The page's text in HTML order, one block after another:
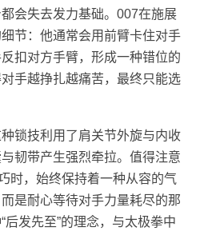
会失去发力基础。007在施展
节：他通常会用前臂卡住对手
扣对方手臂，形成一种错位的
手越挣扎越痛苦，最终只能选
锁技利用了肩关节外旋与内收
韧带产生强烈牵拉。值得注意
时，始终保持着一种从容的气
是耐心等待对手力量耗尽的那
发先至”的理念，与太极拳中